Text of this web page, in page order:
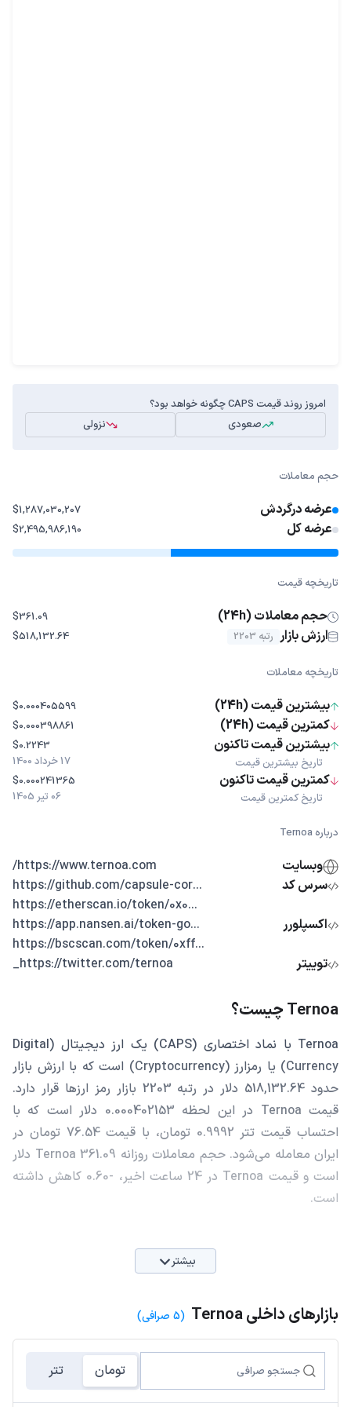
امروز روند قیمت CAPS چگونه خواهد بود؟
صعودی
نزولی
حجم معاملات
عرضه درگردش $1,287,030,207
عرضه کل $2,495,986,190
تاریخچه قیمت
حجم معاملات (24h) $361.09
ارزش بازار رتبه 2203 $518,132.64
تاریخچه معاملات
بیشترین قیمت (24h) $0.000405599
کمترین قیمت (24h) $0.000398861
بیشترین قیمت تاکنون
تاریخ بیشترین قیمت
$0.2243
17 خرداد 1400
کمترین قیمت تاکنون
تاریخ کمترین قیمت
$0.000241365
06 تیر 1405
درباره Ternoa
وبسایت
https://www.ternoa.com/
سرس کد
...https://github.com/capsule-cor
اکسپلورر
...https://etherscan.io/token/0x0
...https://app.nansen.ai/token-go
...https://bscscan.com/token/0xff
توییتر
https://twitter.com/ternoa_
Ternoa چیست؟
Ternoa با نماد اختصاری (CAPS) یک ارز دیجیتال (Digital
Currency) یا رمزارز (Cryptocurrency) است که با ارزش بازار
حدود 518,132.64 دلار در رتبه 2203 بازار رمز ارزها قرار دارد.
قیمت Ternoa در این لحظه 0.000402153 دلار است که با
احتساب قیمت تتر 0.9992 تومان، با قیمت 76.54 تومان در
ایران معامله می‌شود. حجم معاملات روزانه Ternoa 361.09 دلار
است و قیمت Ternoa در 24 ساعت اخیر، -0.60 کاهش داشته
است.
بیشتر
بازارهای داخلی Ternoa (5 صرافی)
تومان تتر